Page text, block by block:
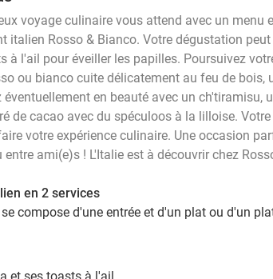
voyage culinaire vous attend avec un menu
italien Rosso & Bianco. Votre dégustation
à l'ail pour éveiller les papilles. Poursuivez
ou bianco cuite délicatement au feu de bois,
éventuellement en beauté avec un ch'tiramisu,
de cacao avec du spéculoos à la lilloise.
votre expérience culinaire. Une occasion
entre ami(e)s ! L'Italie est à découvrir chez
en 2 services
compose d'une entrée et d'un plat ou d'un